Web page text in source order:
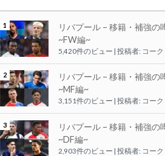
リバプール – 移籍・補強の
~FW編~
5,420件のビュー | 投稿者: コーク
リバプール – 移籍・補強の
~MF編~
3,151件のビュー 投稿者: コーク
リバプール – 移籍・補強の
~DF編~
2,903件のビュー | 投稿者: コーク